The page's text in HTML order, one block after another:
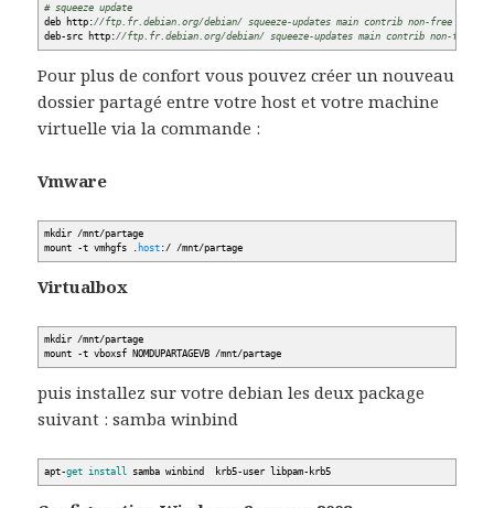
# squeeze update
deb http://ftp.fr.debian.org/debian/ squeeze-updates main contrib non-free
deb-src http://ftp.fr.debian.org/debian/ squeeze-updates main contrib non-free
Pour plus de confort vous pouvez créer un nouveau
dossier partagé entre votre host et votre machine
virtuelle via la commande :
Vmware
mkdir/mnt/partage
mount -t vmhgfs . host :/ /mnt/partage
Virtualbox
mkdir/mnt/partage
mount -t vboxsf NOMDUPARTAGEVB/mnt/partage
puis installez sur votre debian les deux package
suivant : samba winbind
apt-get install samba winbind krb5-user libpam-krb5